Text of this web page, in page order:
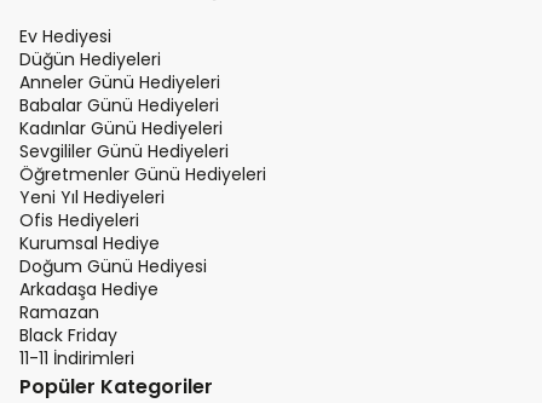
Ev Hediyesi
Düğün Hediyeleri
Anneler Günü Hediyeleri
Babalar Günü Hediyeleri
Kadınlar Günü Hediyeleri
Sevgililer Günü Hediyeleri
Öğretmenler Günü Hediyeleri
Yeni Yıl Hediyeleri
Ofis Hediyeleri
Kurumsal Hediye
Doğum Günü Hediyesi
Arkadaşa Hediye
Ramazan
Black Friday
11-11 İndirimleri
Popüler Kategoriler